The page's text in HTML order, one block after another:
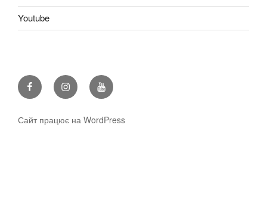
Youtube
FacebookInstagramYoutube
Сайт працює на WordPress